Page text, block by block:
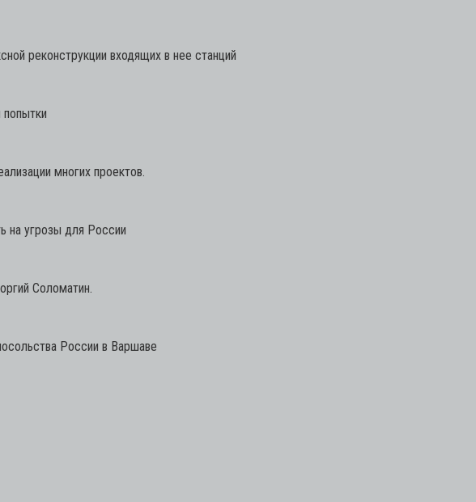
реконструкции входящих в нее станций
многих проектов.
на угрозы для России
Соломатин.
России в Варшаве